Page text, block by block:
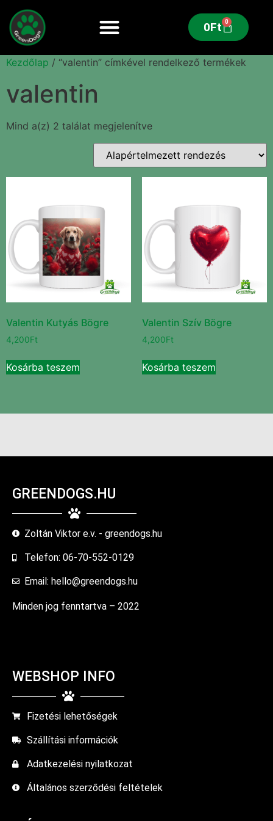
0Ft 0
Kezdőlap / “valentin” címkével rendelkező termékek
valentin
Mind a(z) 2 találat megjelenítve
Valentin Kutyás Bögre
4,200Ft
Kosárba teszem
Valentin Szív Bögre
4,200Ft
Kosárba teszem
GREENDOGS.HU
Zoltán Viktor e.v. - greendogs.hu
Telefon: 06-70-552-0129
Email: hello@greendogs.hu
Minden jog fenntartva – 2022
WEBSHOP INFO
Fizetési lehetőségek
Szállítási információk
Adatkezelési nyilatkozat
Általános szerződési feltételek